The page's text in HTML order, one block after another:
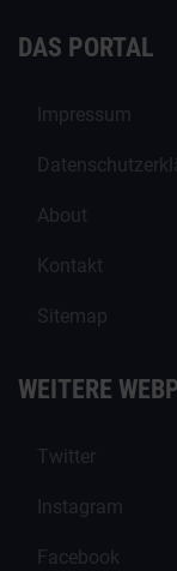
DAS PORTAL
Impressum
About
Kontakt
Sitemap
WEITERE
Twitter
Instagram
Facebook